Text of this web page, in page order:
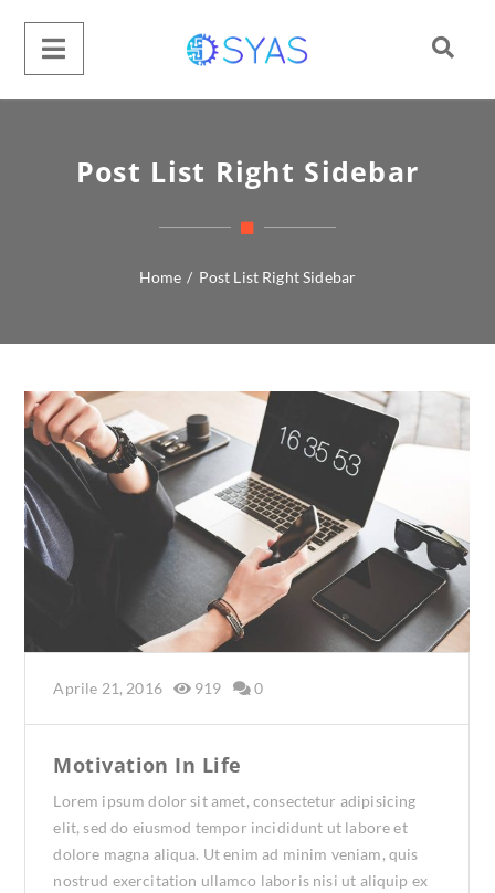
Post List Right Sidebar
Home / Post List Right Sidebar
Aprile 21, 2016 919 0
Motivation In Life
Lorem ipsum dolor sit amet, consectetur adipisicing
elit, sed do eiusmod tempor incididunt ut labore et
dolore magna aliqua. Ut enim ad minim veniam, quis
nostrud exercitation ullamco laboris nisi ut aliquip ex